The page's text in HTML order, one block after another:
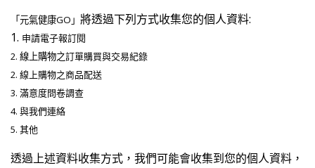
「元氣健康GO」 將透過下列方式收集您的個人資料:
1. 申請電子報訂閱
2. 線上購物之訂單購買與交易紀錄
2. 線上購物之商品配送
3. 滿意度問卷調查
4. 與我們連絡
5. 其他
透過上述資料收集方式，我們可能會收集到您的個人資料，